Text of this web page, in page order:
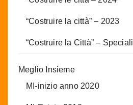
“Costruire la città” – 2023
“Costruire la Città” – Speciali
Meglio Insieme
MI-inizio anno 2020